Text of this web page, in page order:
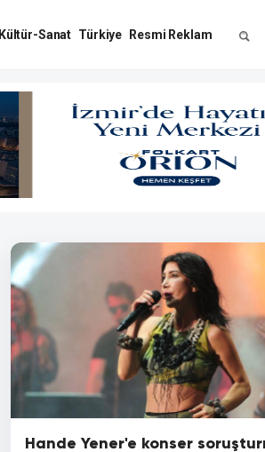
Kültür-Sanat Türkiye Resmi Reklam
Hande Yener'e konser